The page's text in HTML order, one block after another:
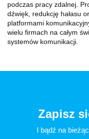
podczas pracy zdalnej.
dźwięk, redukcję hałasu
platformami
wielu firmach na całym
systemów komunikacji.
Zapisz
I bądź na